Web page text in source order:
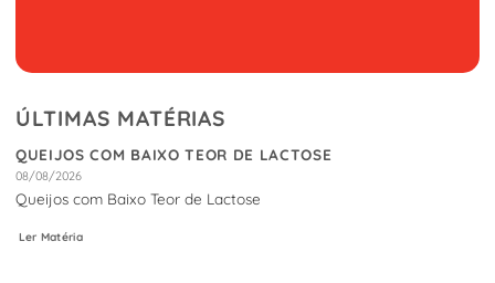
ÚLTIMAS MATÉRIAS
QUEIJOS COM BAIXO TEOR DE LACTOSE
08/08/2026
Queijos com Baixo Teor de Lactose
Ler Matéria